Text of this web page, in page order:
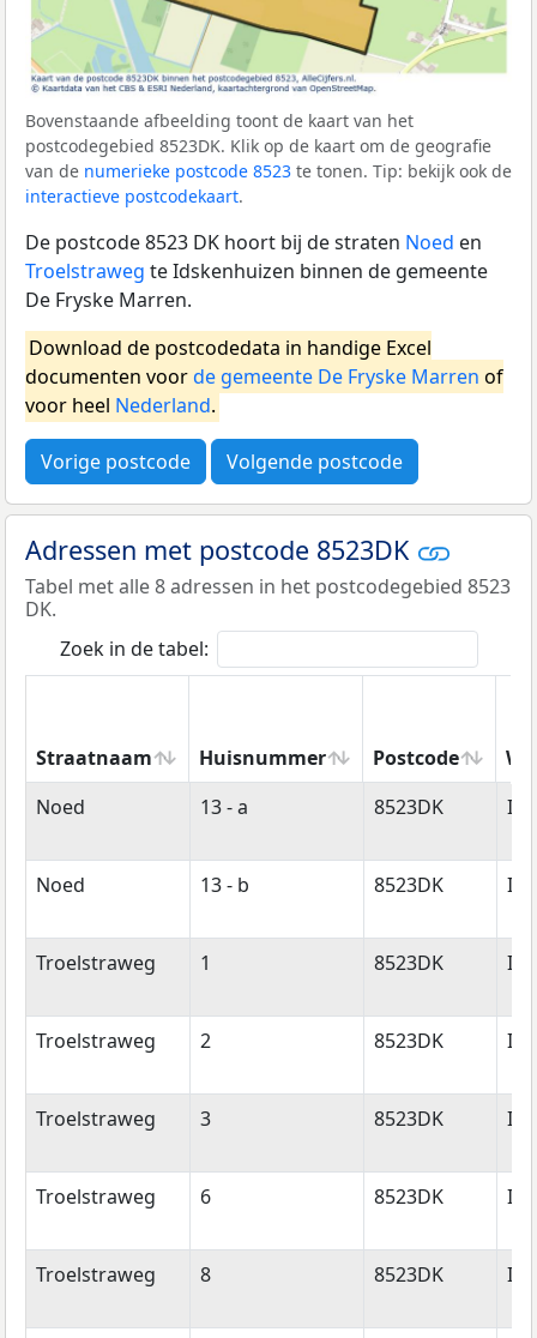
Bovenstaande afbeelding toont de kaart van het
postcodegebied 8523DK. Klik op de kaart om de geografie
van de numerieke postcode 8523 te tonen. Tip: bekijk ook de
interactieve postcodekaart.
De postcode 8523 DK hoort bij de straten Noed en
Troelstraweg te Idskenhuizen binnen de gemeente
De Fryske Marren.
Download de postcodedata in handige Excel
documenten voorde gemeente De Fryske Marren of
voor heel Nederland.
Vorige postcode Volgende postcode
Adressen met postcode 8523DK
Tabel met alle 8 adressen in het postcodegebied 8523
DK.
Zoek in de tabel:
Straatnaam Huisnummer Postcode
Straatnaam
Huisnummer Postcode
Noed 13 - a 8523DK
Noed 13 - b 8523DK
Troelstraweg 1 8523DK
Troelstraweg 2 8523DK
Troelstraweg 3 8523DK
Troelstraweg 6 8523DK
Troelstraweg 8 8523DK